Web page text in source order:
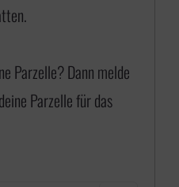
Parzelle? Dann melde
Parzelle für das